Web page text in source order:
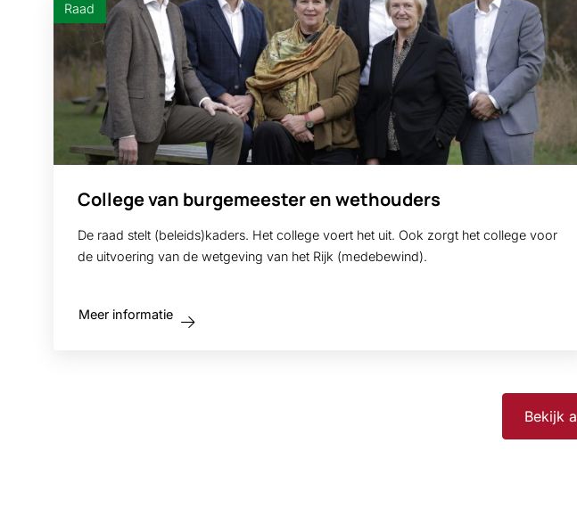
College van burgemeester en wethouders
Raad
De raad stelt (beleids)kaders. Het college voert het uit. Ook zorgt het college voor
de uitvoering van de wetgeving van het Rijk (medebewind).
Meer informatie
Bekijk